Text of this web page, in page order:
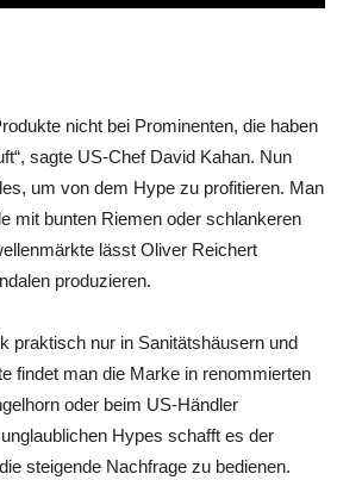
nicht bei Prominenten, die haben
sagte US-Chef David Kahan. Nun
um von dem Hype zu profitieren. Man
mit bunten Riemen oder schlankeren
lässt Oliver Reichert
produzieren.
praktisch nur in Sanitätshäusern und
findet man die Marke in renommierten
oder beim US-Händler
Hypes schafft es der
steigende Nachfrage zu bedienen.